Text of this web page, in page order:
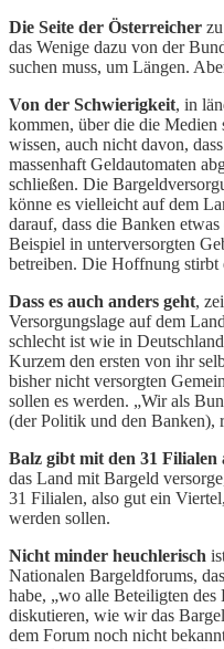
Die Seite der Österreicher
das Wenige dazu von der
suchen muss, um Längen.
Von der Schwierigkeit, in
kommen, über die die
wissen, auch nicht davon,
massenhaft Geldautomaten
schließen. Die
könne es vielleicht auf dem
darauf, dass die Banken
Beispiel in unterversorgten
betreiben. Die Hoffnung stirbt
Dass es auch anders geht,
Versorgungslage auf dem
schlecht ist wie in
Kurzem den ersten von ihr
bisher nicht versorgten
sollen es werden. „Wir als
(der Politik und den Banken),
Balz gibt mit den 31 Filialen
das Land mit Bargeld
31 Filialen, also gut ein
werden sollen.
Nicht minder heuchlerisch
Nationalen Bargeldforums,
habe, „wo alle Beteiligten des
diskutieren, wie wir das
dem Forum noch nicht